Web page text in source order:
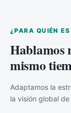
¿PARA QUIÉN
Hablamos
mismo
Adaptamos la
la visión global